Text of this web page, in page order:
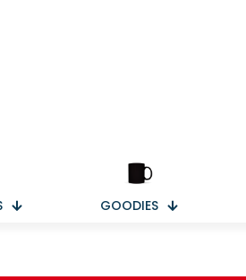
GOODIES